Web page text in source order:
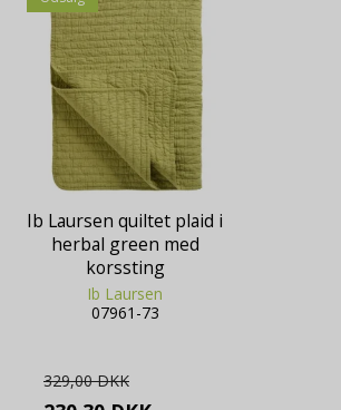
Ib Laursen quiltet plaid i
herbal green med
korssting
Ib Laursen
07961-73
329,00 DKK